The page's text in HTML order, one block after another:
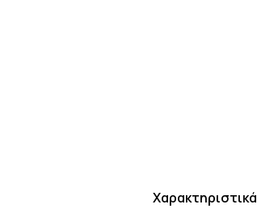
Χαρακτηριστικά